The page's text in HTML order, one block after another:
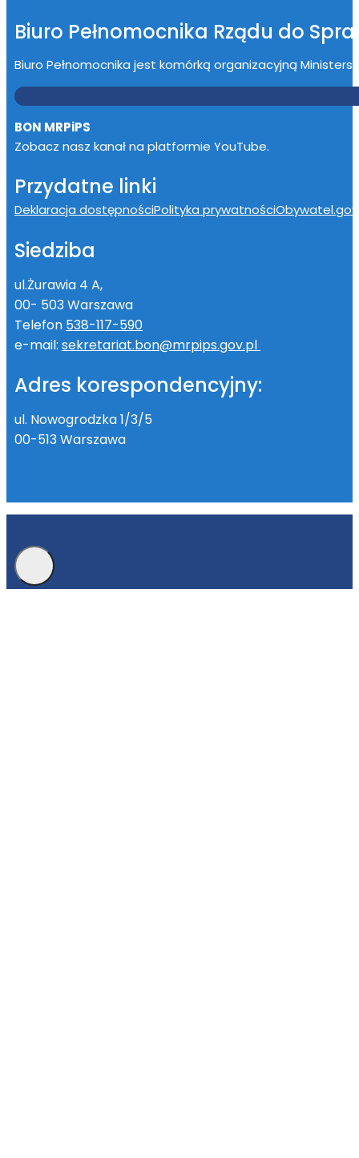
Biuro Pełnomocnika Rządu do
Biuro Pełnomocnika jest komórką organizacyjną
BON MRPiPS
Zobacz nasz kanał na platformie YouTube.
Przydatne linki
Deklaracja dostępnościPolityka prywatności
Siedziba
ul.Żurawia 4 A,
00- 503 Warszawa
Telefon 538-117-590
e-mail: sekretariat.bon@mrpips.gov.pl
Adres korespondencyjny:
ul. Nowogrodzka 1/3/5
00-513 Warszawa